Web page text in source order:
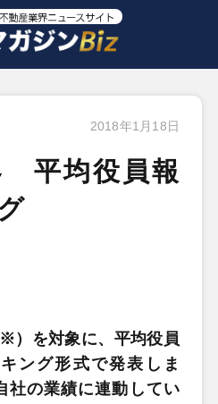
2018年1月18日
平均役員報
）を対象に、平均役員
ング形式で発表しま
社の業績に連動してい